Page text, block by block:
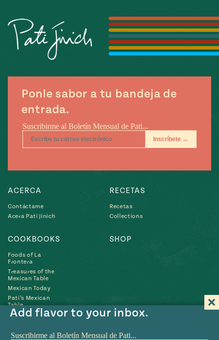
Add flavor to your inbox.
Ponle sabor a tu bandeja de
entrada.
ACERCA
Contáctame
Acera Pati Jinich
RECETAS
Recetas
Collections
COOKBOOKS
Foods of La
Frontera
Treasures of the
Mexican Table
Mexican Today
Pati’s Mexican
Table
SHOP
Búscame